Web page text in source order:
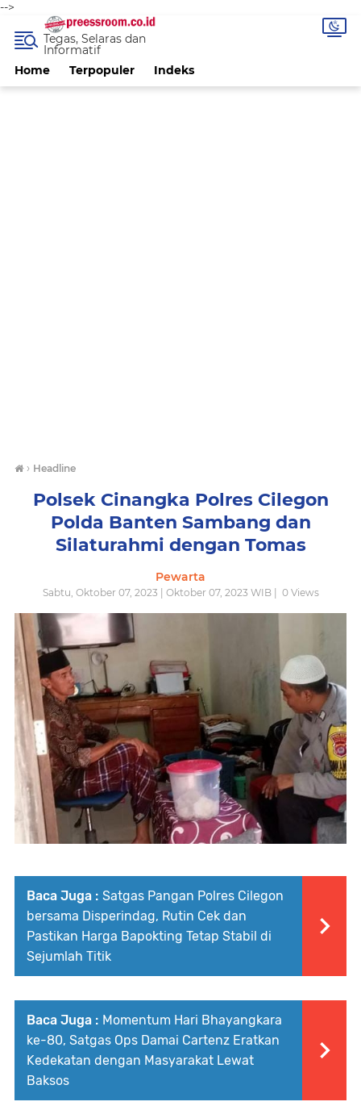
-->
Home Terpopuler Indeks
Tegas, Selaras dan
Informatif
› Headline
Polsek Cinangka Polres Cilegon
Polda Banten Sambang dan
Silaturahmi dengan Tomas
Pewarta
Sabtu, Oktober 07, 2023 | Oktober 07, 2023 WIB | 0Views
Baca Juga : Satgas Pangan Polres Cilegon
bersama Disperindag, Rutin Cek dan
Pastikan Harga Bapokting Tetap Stabil di
Sejumlah Titik
Baca Juga : Momentum Hari Bhayangkara
ke-80, Satgas Ops Damai Cartenz Eratkan
Kedekatan dengan Masyarakat Lewat
Baksos